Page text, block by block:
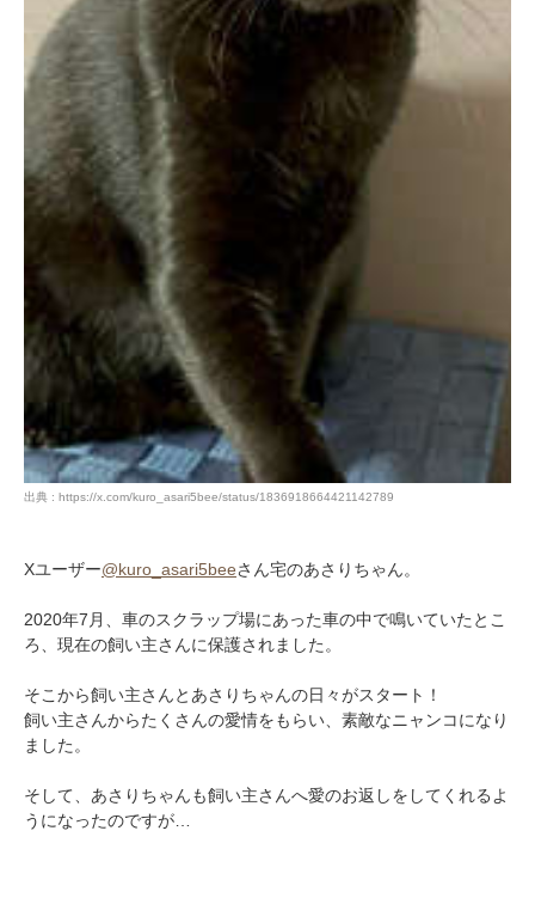
出典 : https://x.com/kuro_asari5bee/status/1836918664421142789
Xユーザー@kuro_asari5beeさん宅のあさりちゃん。
2020年7月、車のスクラップ場にあった車の中で鳴いていたとこ
ろ、現在の飼い主さんに保護されました。
そこから飼い主さんとあさりちゃんの日々がスタート！
飼い主さんからたくさんの愛情をもらい、素敵なニャンコになり
ました。
そして、あさりちゃんも飼い主さんへ愛のお返しをしてくれるよ
うになったのですが…